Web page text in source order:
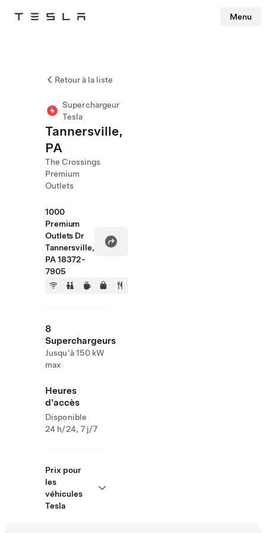
Tesla Menu
Retour à la liste
Superchargeur
Tesla
Tannersville,
PA
The Crossings
Premium
Outlets
1000
Premium
Outlets Dr
Tannersville,
PA 18372-
7905
8
Superchargeurs
Jusqu'à 150 kW
max
Heures
d'accès
Disponible
24 h/24, 7 j/7
Prix pour
les
véhicules
Tesla